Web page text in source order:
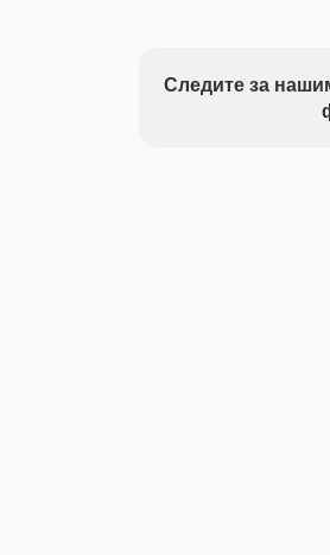
Следите за